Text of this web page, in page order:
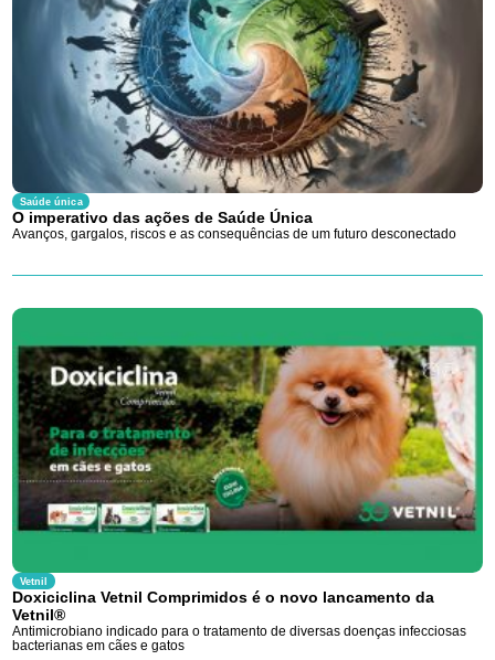
Saúde única
O imperativo das ações de Saúde Única
Avanços, gargalos, riscos e as consequências de um futuro desconectado
Vetnil
Doxiciclina Vetnil Comprimidos é o novo lancamento da
Vetnil®
Antimicrobiano indicado para o tratamento de diversas doenças infecciosas
bacterianas em cães e gatos